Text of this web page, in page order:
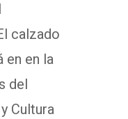
calzado
en en la
del
Cultura